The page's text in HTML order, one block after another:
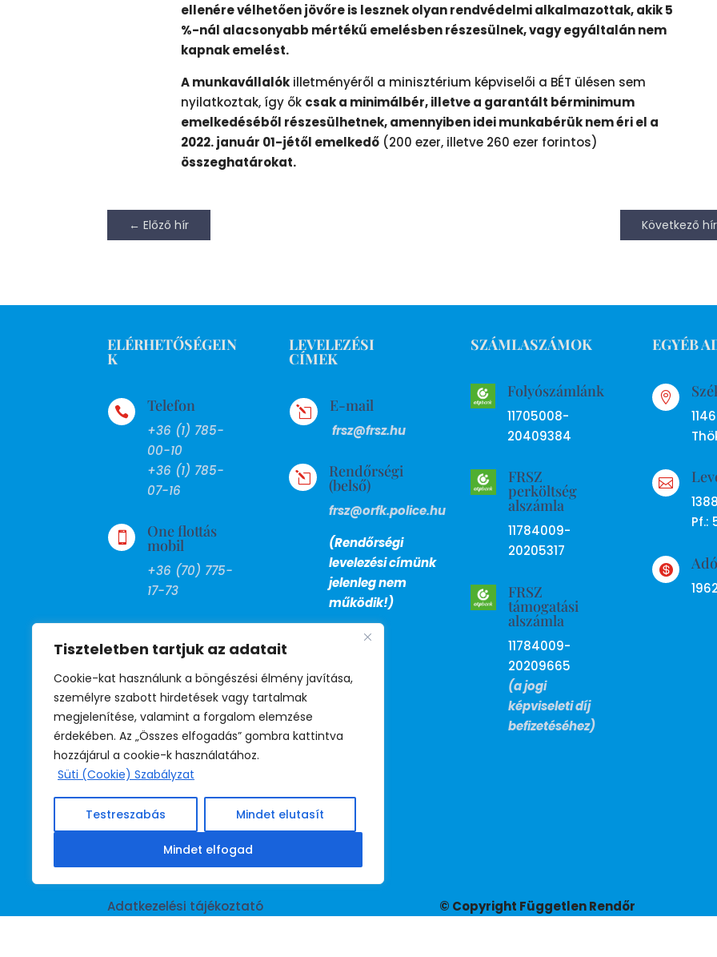
Tiszteletben tartjuk az adatait
Cookie-kat használunk a böngészési élmény javítása,
személyre szabott hirdetések vagy tartalmak
megjelenítése, valamint a forgalom elemzése
érdekében. Az „Összes elfogadás” gombra kattintva
hozzájárul a cookie-k használatához.
Süti (Cookie) Szabályzat
Testreszabás Mindet elutasít
Mindet elfogad
ellenére vélhetően jövőre is lesznek olyan rendvédelmi alkalmazottak, akik 5
%-nál alacsonyabb mértékű emelésben részesülnek, vagy egyáltalán nem
kapnak emelést.
A munkavállalókilletményéről a minisztérium képviselői a BÉT ülésen sem
nyilatkoztak, így ők csak a minimálbér, illetve a garantált bérminimum
emelkedéséből részesülhetnek, amennyiben idei munkabérük nem éri el a
2022. január 01-jétől emelkedő(200 ezer, illetve 260 ezer forintos)
összeghatárokat.
←Előző hír Következő hír
ELÉRHETŐSÉGEIN
K
 Telefon
+36 (1) 785-
00-10
+36 (1) 785-
07-16
 One flottás
mobil
+36 (70) 775-
17-73
+36 (1) 799-
27-13
 BM telefon
39-530
(titkárság)
39-531
(jogsegély)
39-532
(irodavezető)
LEVELEZÉSI
CÍMEK
l E-mail
frsz@frsz.hu
l Rendőrségi
(belső)
frsz@orfk.police.hu
(Rendőrségi
levelezési címünk
jelenleg nem
működik!)
SZÁMLASZÁMOK
Folyószámlánk
11705008-
20409384
FRSZ
perköltség
alszámla
11784009-
20205317
FRSZ
támogatási
alszámla
11784009-
20209665
(a jogi
képviseleti díj
befizetéséhez)
EGYÉB


Pf.:

Adatkezelési tájékoztató
© Copyright Független Rendőr